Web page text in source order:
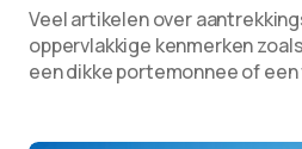
Veel artikelen over
oppervlakkige kenmerken
een dikke portemonnee of